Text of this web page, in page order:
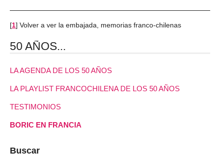
[1] Volver a ver la embajada, memorias franco-chilenas
50 AÑOS...
LA AGENDA DE LOS 50 AÑOS
LA PLAYLIST FRANCOCHILENA DE LOS 50 AÑOS
TESTIMONIOS
BORIC EN FRANCIA
Buscar